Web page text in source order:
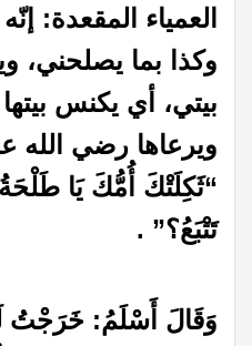
العمياء المقعدة:
وكذا بما يصلحني،
بيتي، أي يكنس بيتها
ويرعاها رضي الله
“ثَكِلَتْكَ أُمُّكَ يَا
تَتْبَعُ؟” .
وَقَالَ أَسْلَمُ: خَرَجْتُ